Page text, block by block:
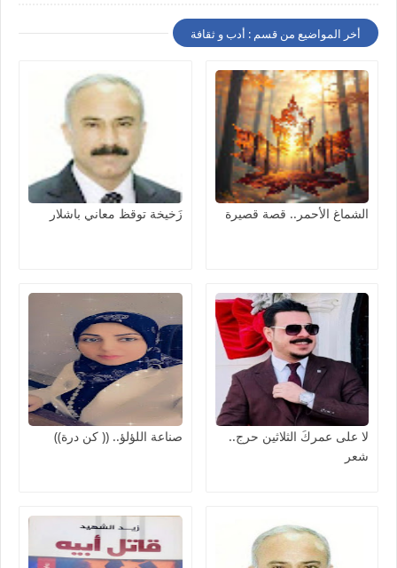
أخر المواضيع من قسم : أدب و ثقافة
الشماغ الأحمر.. قصة قصيرة زَخيخة توقظ معاني باشلار
لا على عمركَ الثلاثين حرج..
شعر
صناعة اللؤلؤ.. (( كن درة))